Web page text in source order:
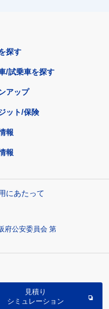
探す
/試乗車を探す
アップ
ット/保険
報
報
にあたって
府公安委員会 第
見積り
シミュレーション